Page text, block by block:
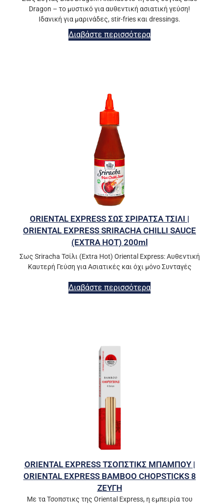
Dragon – το μυστικό για αυθεντική ασιατική γεύση!
Ιδανική για μαρινάδες, stir-fries και dressings.
Διαβάστε περισσότερα
ORIENTAL EXPRESS ΣΩΣ ΣΡΙΡΑΤΣΑ ΤΣΙΛΙ |
ORIENTAL EXPRESS SRIRACHA CHILLI SAUCE
(EXTRA HOT) 200ml
Σως Sriracha Τσίλι (Extra Hot) Oriental Express: Αυθεντική
Καυτερή Γεύση για Ασιατικές και όχι μόνο Συνταγές
Διαβάστε περισσότερα
ORIENTAL EXPRESS ΤΣΟΠΣΤΙΚΣ ΜΠΑΜΠΟΥ |
ORIENTAL EXPRESS BAMBOO CHOPSTICKS 8
ΖΕΥΓΗ
Με τα Τσοπστικς της Oriental Express, η εμπειρία του